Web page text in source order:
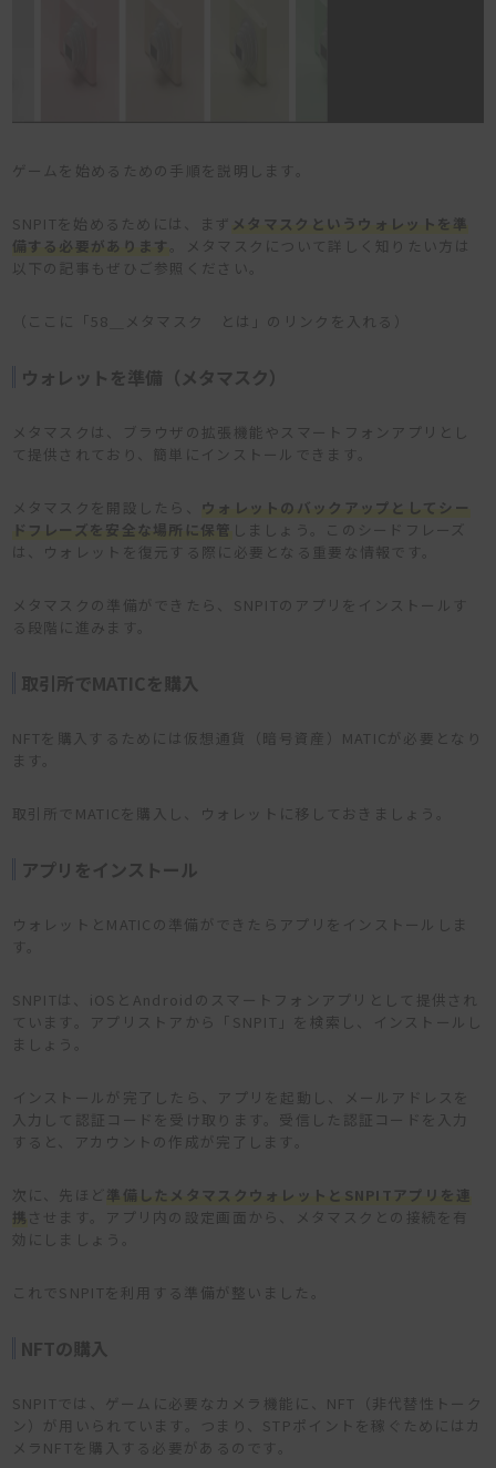
ゲームを始めるための手順を説明します。
SNPITを始めるためには、まず メタマスクというウォレットを準
備する必要があります
。メタマスクについて詳しく知りたい方は
以下の記事もぜひご参照ください。
（ここに「58＿メタマスク とは」のリンクを入れる）
ウォレットを準備（メタマスク）
メタマスクは、ブラウザの拡張機能やスマートフォンアプリとし
て提供されており、簡単にインストールできます。
メタマスクを開設したら、
ウォレットのバックアップとしてシー
ドフレーズを安全な場所に保管 しましょう。このシードフレーズ
は、ウォレットを復元する際に必要となる重要な情報です。
メタマスクの準備ができたら、SNPITのアプリをインストールす
る段階に進みます。
取引所でMATICを購入
NFTを購入するためには仮想通貨（暗号資産）MATICが必要となり
ます。
取引所でMATICを購入し、ウォレットに移しておきましょう。
アプリをインストール
ウォレットとMATICの準備ができたらアプリをインストールしま
す。
SNPITは、iOSとAndroidのスマートフォンアプリとして提供され
ています。アプリストアから「SNPIT」を検索し、インストールし
ましょう。
インストールが完了したら、アプリを起動し、メールアドレスを
入力して認証コードを受け取ります。受信した認証コードを入力
すると、アカウントの作成が完了します。
次に、先ほど 準備したメタマスクウォレットとSNPITアプリを連
携 させます。アプリ内の設定画面から、メタマスクとの接続を有
効にしましょう。
これでSNPITを利用する準備が整いました。
NFTの購入
SNPITでは、ゲームに必要なカメラ機能に、NFT（非代替性トーク
ン）が用いられています。つまり、STPポイントを稼ぐためにはカ
メラNFTを購入する必要があるのです。